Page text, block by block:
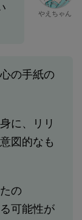
やえちゃん
の手紙の
に、リリ
図的なも
の
可能性が